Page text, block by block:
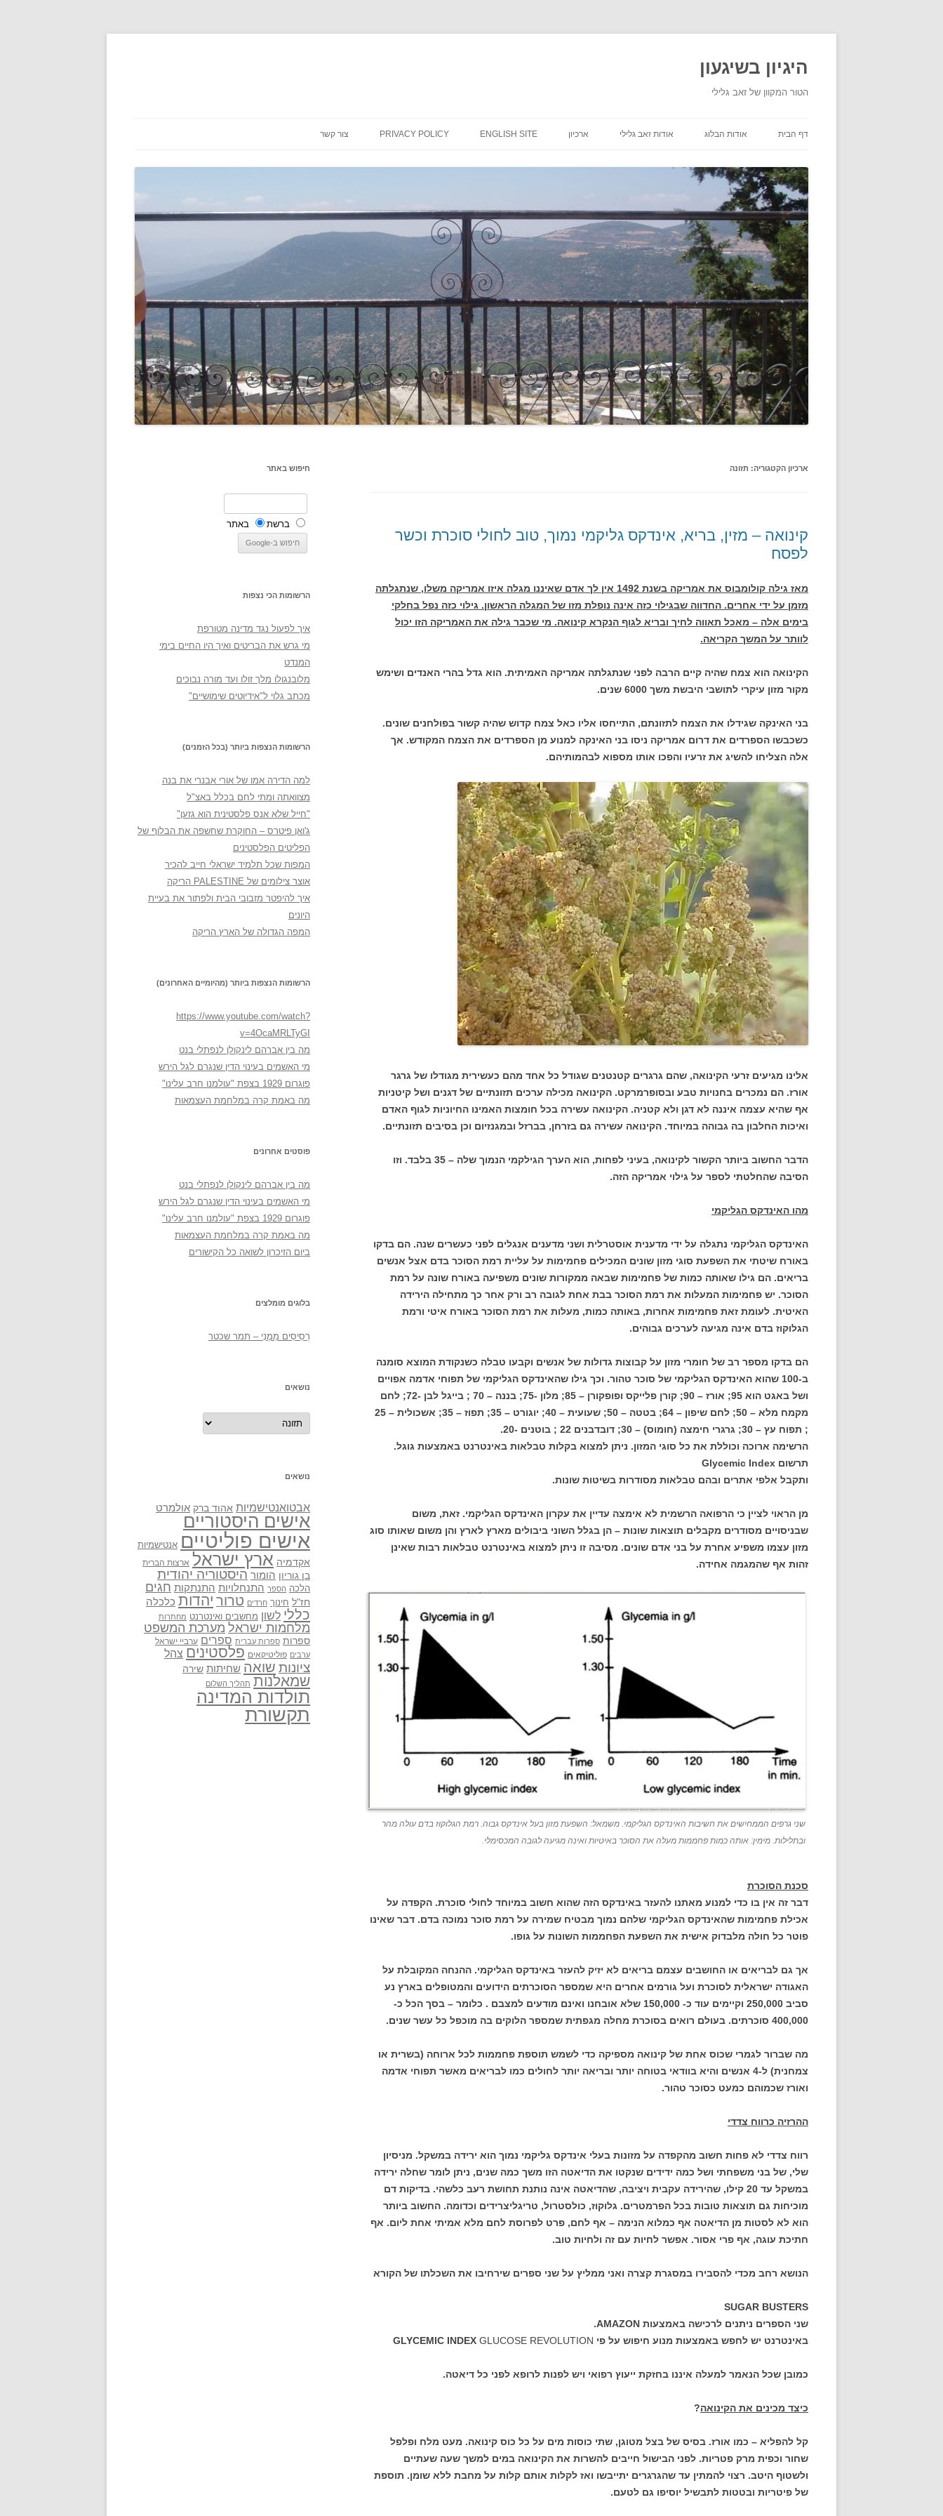
היגיון בשיגעון
הטור המקוון של זאב גלילי
דף הבית אודות הבלוג אודות זאב גלילי ארכיון ENGLISH SITE
PRIVACY POLICY צור קשר
ארכיון הקטגוריה: תזונה
קינואה – מזין, בריא, אינדקס גליקמי נמוך, טוב לחולי סוכרת וכשר
לפסח
מאז גילה קולומבוס את אמריקה בשנת 1492 אין לך אדם שאיננו מגלה איזו אמריקה משלו, שנתגלתה
מזמן על ידי אחרים. החדווה שבגילוי כזה אינה נופלת מזו של המגלה הראשון. גילוי כזה נפל בחלקי
בימים אלה – מאכל תאווה לחיך ובריא לגוף הנקרא קינואה. מי שכבר גילה את האמריקה הזו יכול
לוותר על המשך הקריאה.
הקינואה הוא צמח שהיה קיים הרבה לפני שנתגלתה אמריקה האמיתית. הוא גדל בהרי האנדים ושימש
מקור מזון עיקרי לתושבי היבשת משך 6000 שנים.
בני האינקה שגידלו את הצמח לתזונתם, התייחסו אליו כאל צמח קדוש שהיה קשור בפולחנים שונים.
כשכבשו הספרדים את דרום אמריקה ניסו בני האינקה למנוע מן הספרדים את הצמח המקודש. אך
אלה הצליחו להשיג את זרעיו והפכו אותו מספוא לבהמותיהם.
אלינו מגיעים זרעי הקינואה, שהם גרגרים קטנטנים שגודל כל אחד מהם כעשירית מגודלו של גרגר
אורז. הם נמכרים בחנויות טבע ובסופרמרקט. הקינואה מכילה ערכים תזונתיים של דגנים ושל קיטניות
אף שהיא עצמה איננה לא דגן ולא קטניה. הקינואה עשירה בכל חומצות האמינו החיוניות לגוף האדם
ואיכות החלבון בה גבוהה במיוחד. הקינואה עשירה גם בזרחן, בברזל ובמגנזיום וכן בסיבים תזונתיים.
הדבר החשוב ביותר הקשור לקינואה, בעיני לפחות, הוא הערך הגילקמי הנמוך שלה – 35 בלבד. וזו
הסיבה שהחלטתי לספר על גילוי אמריקה הזה.
מהו האינדקס הגליקמי
האינדקס הגליקמי נתגלה על ידי מדענית אוסטרלית ושני מדענים אנגלים לפני כעשרים שנה. הם בדקו
באורח שיטתי את השפעת סוגי מזון שונים המכילים פחמימות על עליית רמת הסוכר בדם אצל אנשים
בריאים. הם גילו שאותה כמות של פחמימות שבאה ממקורות שונים משפיעה באורח שונה על רמת
הסוכר. יש פחמימות המעלות את רמת הסוכר בבת אחת לגובה רב ורק אחר כך מתחילה הירידה
האיטית. לעומת זאת פחמימות אחרות, באותה כמות, מעלות את רמת הסוכר באורח איטי ורמת
הגלוקוז בדם אינה מגיעה לערכים גבוהים.
הם בדקו מספר רב של חומרי מזון על קבוצות גדולות של אנשים וקבעו טבלה כשנקודת המוצא סומנה
ב-100 שהוא האינדקס הגליקמי של סוכר טהור. וכך גילו שהאינדקס הגליקמי של תפוחי אדמה אפויים
ושל באגט הוא 95; אורז – 90; קורן פלייקס ופופקורן – 85; מלון -75; בננה – 70 ; בייגל לבן -72; לחם
מקמח מלא – 50; לחם שיפון – 64; בטטה – 50; שעועית – 40; יוגורט – 35; תפוז – 35; אשכולית – 25
; תפוח עץ – 30; גרגרי חימצה (חומוס) – 30; דובדבנים 22 ; בוטנים -20.
הרשימה ארוכה וכוללת את כל סוגי המזון. ניתן למצוא בקלות טבלאות באינטרנט באמצעות גוגל.
תרשום Glycemic Index
ותקבל אלפי אתרים ובהם טבלאות מסודרות בשיטות שונות.
מן הראוי לציין כי הרפואה הרשמית לא אימצה עדיין את עקרון האינדקס הגליקמי. זאת, משום
שבניסויים מסודרים מקבלים תוצאות שונות – הן בגלל השוני ביבולים מארץ לארץ והן משום שאותו סוג
מזון עצמו משפיע אחרת על בני אדם שונים. מסיבה זו ניתן למצוא באינטרנט טבלאות רבות שאינן
זהות אף שהמגמה אחידה.
שני גרפים הממחישים את חשיבות האינדקס הגליקמי. משמאל: השפעת מזון בעל אינדקס גבוה. רמת הגלוקוז בדם עולה מהר
ובתלילות. מימין: אותה כמות פחממות מעלה את הסוכר באיטיות ואינה מגיעה לגובה המכסימלי.
סכנת הסוכרת
דבר זה אין בו כדי למנוע מאתנו להעזר באינדקס הזה שהוא חשוב במיוחד לחולי סוכרת. הקפדה על
אכילת פחמימות שהאינדקס הגליקמי שלהם נמוך מבטיח שמירה על רמת סוכר נמוכה בדם. דבר שאינו
פוטר כל חולה מלבדוק אישית את השפעת הפחממות השונות על גופו.
אך גם לבריאים או החושבים עצמם בריאים לא יזיק להעזר באינדקס הגליקמי. ההנחה המקובלת על
האגודה ישראלית לסוכרת ועל גורמים אחרים היא שמספר הסוכרתים הידועים והמטופלים בארץ נע
סביב 250,000 וקיימים עוד כ- 150,000 שלא אובחנו ואינם מודעים למצבם . כלומר – בסך הכל כ-
400,000 סוכרתים. בעולם רואים בסוכרת מחלה מגפתית שמספר הלוקים בה מוכפל כל עשר שנים.
מה שברור לגמרי שכוס אחת של קינואה מספיקה כדי לשמש תוספת פחממות לכל ארוחה (בשרית או
צמחנית) ל-4 אנשים והיא בוודאי בטוחה יותר ובריאה יותר לחולים כמו לבריאים מאשר תפוחי אדמה
ואורז שכמוהם כמעט כסוכר טהור.
ההרזיה כרווח צדדי
רווח צדדי לא פחות חשוב מהקפדה על מזונות בעלי אינדקס גליקמי נמוך הוא ירידה במשקל. מניסיון
שלי, של בני משפחתי ושל כמה ידידים שנקטו את הדיאטה הזו משך כמה שנים, ניתן לומר שחלה ירידה
במשקל עד 20 קילו, שהירידה עקבית ויציבה, שהדיאטה אינה נותנת תחושת רעב כלשהי. בדיקות דם
מוכיחות גם תוצאות טובות בכל הפרמטרים. גלוקוז, כולסטרול, טריגליצרידים וכדומה. החשוב ביותר
הוא לא לסטות מן הדיאטה אף כמלוא הנימה – אף לחם, פרט לפרוסת לחם מלא אמיתי אחת ליום. אף
חתיכת עוגה, אף פרי אסור. אפשר לחיות עם זה ולחיות טוב.
הנושא רחב מכדי להסבירו במסגרת קצרה ואני ממליץ על שני ספרים שירחיבו את השכלתו של הקורא
SUGAR BUSTERS
שני הספרים ניתנים לרכישה באמצעות AMAZON.
באינטרנט יש לחפש באמצעות מנוע חיפוש על פי GLYCEMIC INDEX GLUCOSE REVOLUTION
כמובן שכל הנאמר למעלה איננו בחזקת ייעוץ רפואי ויש לפנות לרופא לפני כל דיאטה.
כיצד מכינים את הקינואה?
קל להפליא – כמו אורז. בסיס של בצל מטוגן, שתי כוסות מים על כל כוס קינואה. מעט מלח ופלפל
שחור וכפית מרק פטריות. לפני הבישול חייבים להשרות את הקינואה במים למשך שעה שעתיים
ולשטוף היטב. רצוי להמתין עד שהגרגרים יתייבשו ואז לקלות אותם קלות על מחבת ללא שומן. תוספת
של פיטריות ובטטות לתבשיל יוסיפו גם לטעם.
חיפוש באתר
ברשת באתר
הרשומות הכי נצפות
איך לפעול נגד מדינה מטורפת
מי גרש את הבריטים ואיך היו החיים בימי
המנדט
מלובנגולו מלך זולו ועד מורה נבוכים
מכתב גלוי ל"אידיוטים שימושיים"
הרשומות הנצפות ביותר (בכל הזמנים)
למה הדירה אמו של אורי אבנרי את בנה
מצוואתה ומתי לחם בכלל באצ"ל
"חייל שלא אנס פלסטינית הוא גזען"
ג'ואן פיטרס – החוקרת שחשפה את הבלוף של
הפליטים הפלסטינים
המפות שכל תלמיד ישראלי חייב להכיר
אוצר צילומים של PALESTINE הריקה
איך להיפטר מזבובי הבית ולפתור את בעיית
היונים
המפה הגדולה של הארץ הריקה
הרשומות הנצפות ביותר (מהיומיים האחרונים)
https://www.youtube.com/watch?
v=4OcaMRLTyGI
מה בין אברהם לינקולן לנפתלי בנט
מי האשמים בעינוי הדין שנגרם לגל הירש
פוגרום 1929 בצפת "עולמנו חרב עלינו"
מה באמת קרה במלחמת העצמאות
פוסטים אחרונים
מה בין אברהם לינקולן לנפתלי בנט
מי האשמים בעינוי הדין שנגרם לגל הירש
פוגרום 1929 בצפת "עולמנו חרב עלינו"
מה באמת קרה במלחמת העצמאות
ביום הזיכרון לשואה כל הקישורים
בלוגים מומלצים
רְסִיסִים מִמֶנִי – תמר שכטר
נושאים
נושאים
נושאים
אבטואנטישמיות אהוד ברק אולמרט
אישים היסטוריים
אישים פוליטיים אנטישמיות
אקדמיה ארץ ישראל ארצות הברית
בן גוריון הומור היסטוריה יהודית
הלכה הספר התנחלויות התנתקות חגים
חז"ל חינוך חרדים טרור יהדות כלכלה
כללי לשון מחשבים ואינטרנט מחתרות
מלחמות ישראל מערכת המשפט
ספרות ספרות עברית ספרים ערביי ישראל
ערבים פוליטיקאים פלסטינים צהל
ציונות שואה שחיתות שירה
שמאלנות תהליך השלום
תולדות המדינה
תקשורת